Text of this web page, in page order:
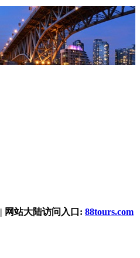
| 网站大陆访问入口: 88tours.com